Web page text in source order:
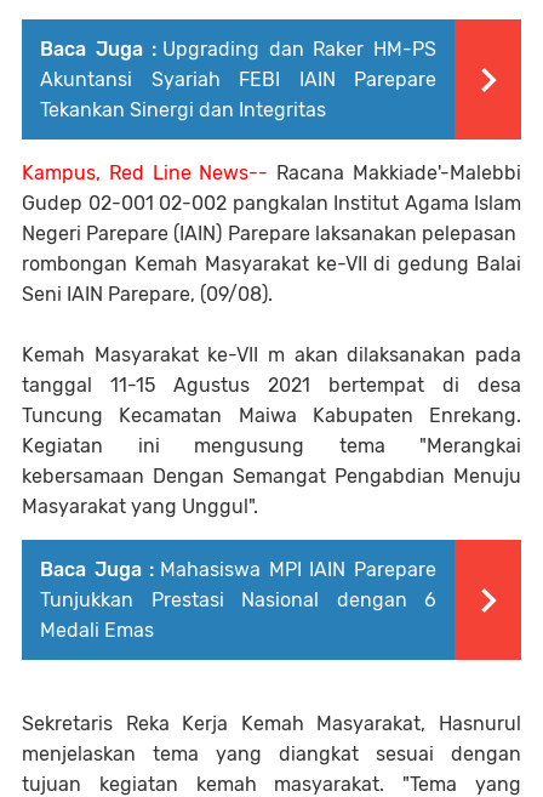
Baca Juga : Upgrading dan Raker HM-PS
Akuntansi Syariah FEBI IAIN Parepare
Tekankan Sinergi dan Integritas
Kampus, Red Line News-- Racana Makkiade'-Malebbi
Gudep 02-001 02-002 pangkalan Institut Agama Islam
Negeri Parepare (IAIN) Parepare laksanakan pelepasan
rombongan Kemah Masyarakat ke-VII di gedung Balai
Seni IAIN Parepare, (09/08).
Kemah Masyarakat ke-VII m akan dilaksanakan pada
tanggal 11-15 Agustus 2021 bertempat di desa
Tuncung Kecamatan Maiwa Kabupaten Enrekang.
Kegiatan ini mengusung tema "Merangkai
kebersamaan Dengan Semangat Pengabdian Menuju
Masyarakat yang Unggul".
Baca Juga : Mahasiswa MPI IAIN Parepare
Tunjukkan Prestasi Nasional dengan 6
Medali Emas
Sekretaris Reka Kerja Kemah Masyarakat, Hasnurul
menjelaskan tema yang diangkat sesuai dengan
tujuan kegiatan kemah masyarakat. "Tema yang